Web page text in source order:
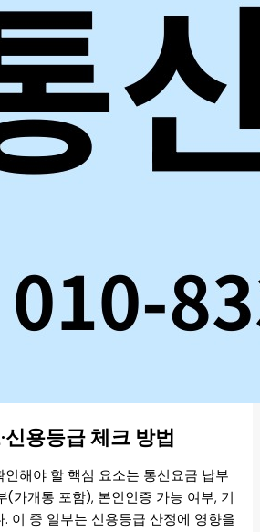
신용등급 체크 방법
해야 할 핵심 요소는 통신요금 납부
(가개통 포함), 본인인증 가능 여부, 기
이 중 일부는 신용등급 산정에 영향을